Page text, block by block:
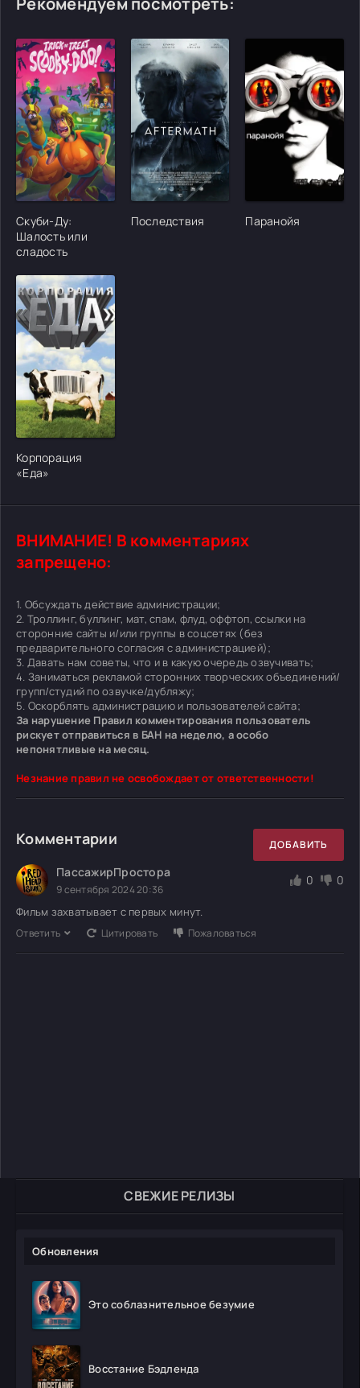
СВЕЖИЕ РЕЛИЗЫ
Обновления
Это соблазнительное безумие
Восстание Бэдленда
[/xfgiven_cvh_poster_urlcvh_poster_url]
Скуби-Ду:
Шалость или
сладость
[/xfgiven_cvh_poster_urlcvh_poster_url]
Последствия Паранойя
[/xfgiven_cvh_poster_urlcvh_poster_url]
Корпорация
«Еда»
ВНИМАНИЕ! В комментариях
запрещено:
1. Обсуждать действие администрации;
2. Троллинг, буллинг, мат, спам, флуд, оффтоп, ссылки на
сторонние сайты и/или группы в соцсетях (без
предварительного согласия с администрацией);
3. Давать нам советы, что и в какую очередь озвучивать;
4. Заниматься рекламой сторонних творческих объединений/
групп/студий по озвучке/дубляжу;
5. Оскорблять администрацию и пользователей сайта;
За нарушение Правил комментирования пользователь
рискует отправиться в БАН на неделю, а особо
непонятливые на месяц.
Незнание правил не освобождает от ответственности!
Комментарии ДОБАВИТЬ
ПассажирПростора
9 сентября 2024 20:36
0 0
Фильм захватывает с первых минут.
Ответить Цитировать Пожаловаться